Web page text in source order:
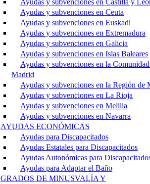
Ayudas y subvenciones en Castilla y
Ayudas y subvenciones en Ceuta
Ayudas y subvenciones en Euskadi
Ayudas y subvenciones en Extremadura
Ayudas y subvenciones en Galicia
Ayudas y subvenciones en Islas Baleares
Ayudas y subvenciones en la
Madrid
Ayudas y subvenciones en la Región de
Ayudas y subvenciones en La Rioja
Ayudas y subvenciones en Melilla
Ayudas y subvenciones en Navarra
AYUDAS ECONÓMICAS
Ayudas para Discapacitados
Ayudas Estatales para Discapacitados
Ayudas Autonómicas para
Ayudas para Adaptar el Baño
GRADOS DE MINUSVALÍA Y